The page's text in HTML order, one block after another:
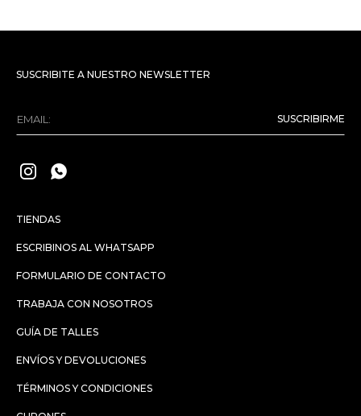
TIENDAS
ESCRIBINOS AL WHATSAPP
FORMULARIO DE CONTACTO
TRABAJA CON NOSOTROS
GUÍA DE TALLES
ENVÍOS Y DEVOLUCIONES
TÉRMINOS Y CONDICIONES
SUSCRIBITE A NUESTRO NEWSLETTER
SUSCRIBIRME
 